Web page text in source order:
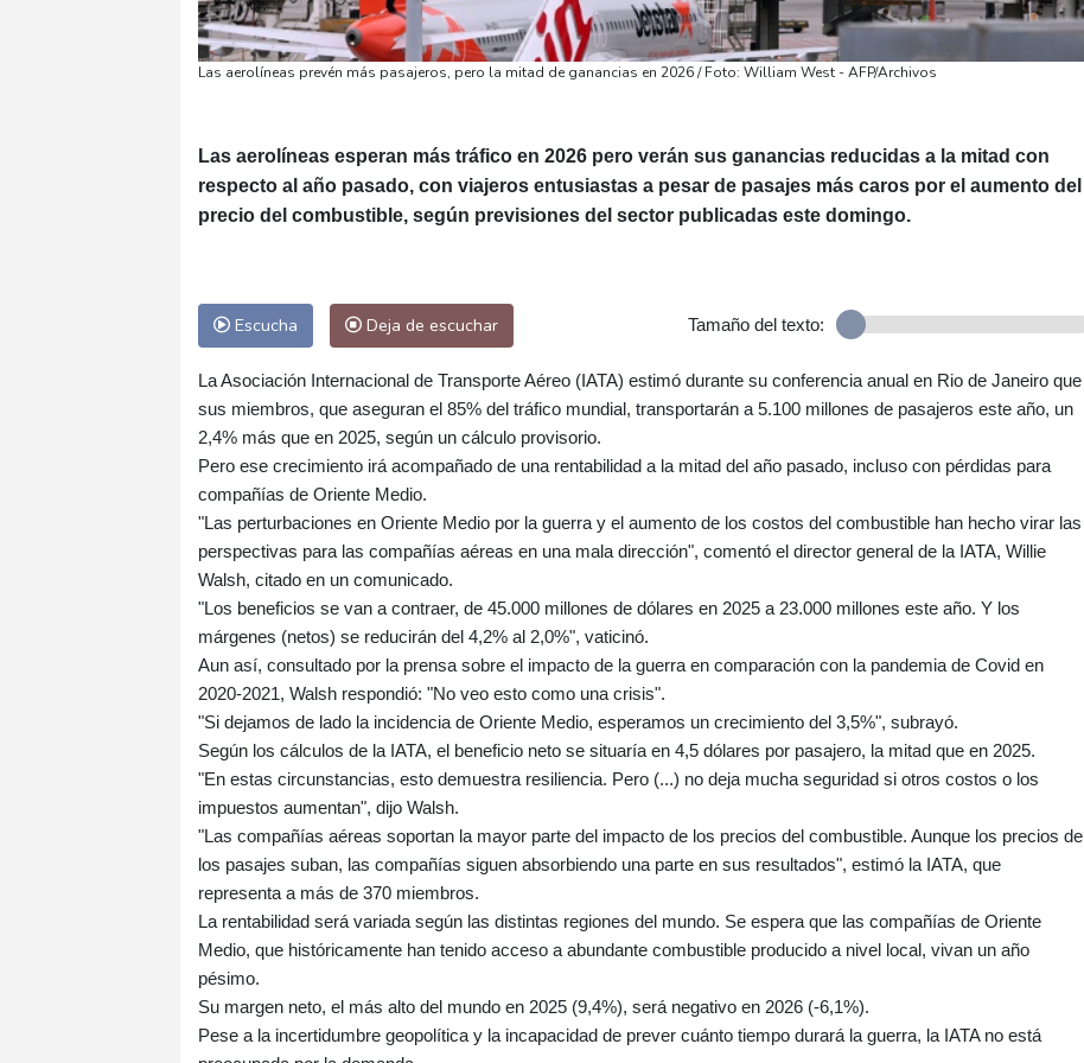
Las aerolíneas prevén más pasajeros, pero la mitad de ganancias en 2026 / Foto: William West - AFP/Archivos
Las aerolíneas esperan más tráfico en 2026 pero verán sus ganancias reducidas a la mitad con
respecto al año pasado, con viajeros entusiastas a pesar de pasajes más caros por el aumento del
precio del combustible, según previsiones del sector publicadas este domingo.
Escucha Deja de escuchar Tamaño del texto:
La Asociación Internacional de Transporte Aéreo (IATA) estimó durante su conferencia anual en Rio de Janeiro que
sus miembros, que aseguran el 85% del tráfico mundial, transportarán a 5.100 millones de pasajeros este año, un
2,4% más que en 2025, según un cálculo provisorio.
Pero ese crecimiento irá acompañado de una rentabilidad a la mitad del año pasado, incluso con pérdidas para
compañías de Oriente Medio.
"Las perturbaciones en Oriente Medio por la guerra y el aumento de los costos del combustible han hecho virar las
perspectivas para las compañías aéreas en una mala dirección", comentó el director general de la IATA, Willie
Walsh, citado en un comunicado.
"Los beneficios se van a contraer, de 45.000 millones de dólares en 2025 a 23.000 millones este año. Y los
márgenes (netos) se reducirán del 4,2% al 2,0%", vaticinó.
Aun así, consultado por la prensa sobre el impacto de la guerra en comparación con la pandemia de Covid en
2020-2021, Walsh respondió: "No veo esto como una crisis".
"Si dejamos de lado la incidencia de Oriente Medio, esperamos un crecimiento del 3,5%", subrayó.
Según los cálculos de la IATA, el beneficio neto se situaría en 4,5 dólares por pasajero, la mitad que en 2025.
"En estas circunstancias, esto demuestra resiliencia. Pero (...) no deja mucha seguridad si otros costos o los
impuestos aumentan", dijo Walsh.
"Las compañías aéreas soportan la mayor parte del impacto de los precios del combustible. Aunque los precios de
los pasajes suban, las compañías siguen absorbiendo una parte en sus resultados", estimó la IATA, que
representa a más de 370 miembros.
La rentabilidad será variada según las distintas regiones del mundo. Se espera que las compañías de Oriente
Medio, que históricamente han tenido acceso a abundante combustible producido a nivel local, vivan un año
pésimo.
Su margen neto, el más alto del mundo en 2025 (9,4%), será negativo en 2026 (-6,1%).
Pese a la incertidumbre geopolítica y la incapacidad de prever cuánto tiempo durará la guerra, la IATA no está